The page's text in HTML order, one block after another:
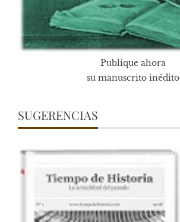
Publique ahora
su manuscrito inédito
SUGERENCIAS